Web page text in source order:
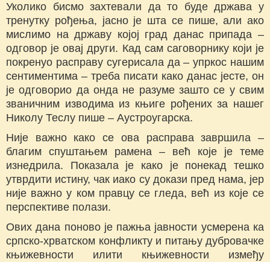
Уколико бисмо захтевали да то буде држава у
тренутку рођења, јасно је шта се пише, али ако
мислимо на државу којој град данас припада ‒
одговор је овај други. Кад сам саговорнику који је
покренуо расправу сугерисала да ‒ упркос нашим
сентиментима ‒ треба писати како данас јесте, он
је одговорио да онда не разуме зашто се у свим
званичним изводима из књиге рођених за нашег
Николу Теслу пише ‒ Аустроугарска.
Није важно како се ова расправа завршила ‒
благим спуштањем рамена ‒ већ које је теме
изнедрила. Показала је како је понекад тешко
утврдити истину, чак иако су докази пред нама, јер
није важно у ком правцу се гледа, већ из које се
перспективе полази.
Ових дана поново је пажња јавности усмерена ка
српско-хрватском конфликту и питању дубровачке
књижевности илити књижевности између